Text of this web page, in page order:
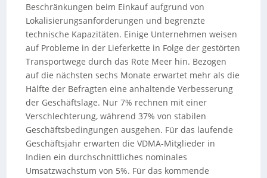
Beschränkungen beim Einkauf aufgrund von
Lokalisierungsanforderungen und begrenzte
technische Kapazitäten. Einige Unternehmen weisen
auf Probleme in der Lieferkette in Folge der gestörten
Transportwege durch das Rote Meer hin. Bezogen
auf die nächsten sechs Monate erwartet mehr als die
Hälfte der Befragten eine anhaltende Verbesserung
der Geschäftslage. Nur 7% rechnen mit einer
Verschlechterung, während 37% von stabilen
Geschäftsbedingungen ausgehen. Für das laufende
Geschäftsjahr erwarten die VDMA-Mitglieder in
Indien ein durchschnittliches nominales
Umsatzwachstum von 5%. Für das kommende